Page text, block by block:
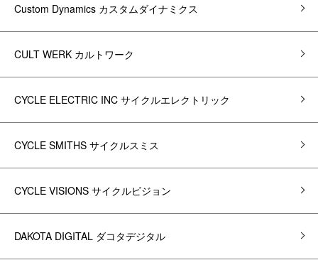
Custom Dynamics カスタムダイナミクス
CULT WERK カルトワーク
CYCLE ELECTRIC INC サイクルエレクトリック
CYCLE SMITHS サイクルスミス
CYCLE VISIONS サイクルビジョン
DAKOTA DIGITAL ダコタデジタル